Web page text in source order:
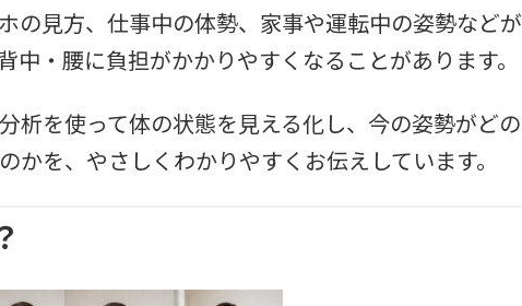
の見方、仕事中の体勢、家事や運転中の姿勢などが
中・腰に負担がかかりやすくなることがあります。
析を使って体の状態を見える化し、今の姿勢がどの
かを、やさしくわかりやすくお伝えしています。